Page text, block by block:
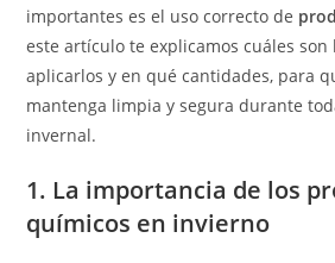
importantes es el uso correcto de
este artículo te explicamos cuáles son
aplicarlos y en qué cantidades, para
mantenga limpia y segura durante
invernal.
1. La importancia de los
químicos en invierno